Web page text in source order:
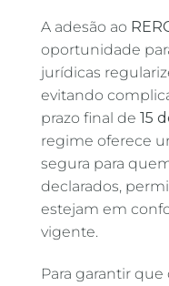
A adesão ao
oportunidade
jurídicas
evitando
prazo final de 15
regime oferece
segura para
declarados,
estejam em
vigente.
Para garantir que